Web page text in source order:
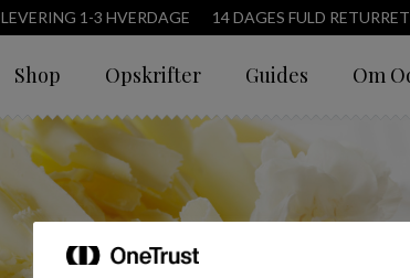
LEVERING 1-3 HVERDAGE 14 DAGES FULD RETURRET
Shop Opskrifter Guides Om